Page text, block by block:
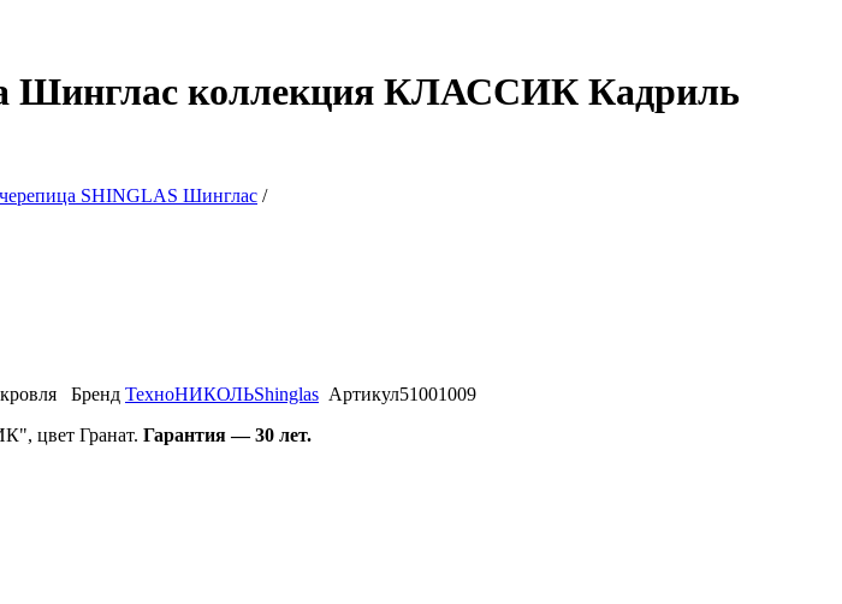
Шинглас коллекция КЛАССИК Кадриль
SHINGLAS Шинглас /
Бренд ТехноНИКОЛЬShinglas Артикул51001009
цвет Гранат. Гарантия — 30 лет.